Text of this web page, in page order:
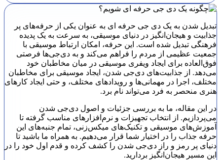
تبدیل شدن به یک دی جی حرفه ای به عنوان یکی از حرفه‌های پر
جذابیت و هیجان‌انگیز در دنیای موسیقی، به سرعت به یک پدیده
فرهنگی تبدیل شده است. این حرفه، امکان ارتباط موسیقی با
جمعیت عظیمی از مردم را فراهم می‌کند و به دی‌جی‌ها فرصتی
فوق‌العاده برای ایجاد ویفری موسیقی در میان مخاطبان خود
می‌دهد. از جذابیت‌های دی‌جی شدن، ایجاد موسیقی برای مخاطبان
مختلف، اجرا در مهمانی‌ها و رویدادهای مختلف، و حتی ایجاد کارهای
هنری منحصر به فرد می‌تواند نام برد.
در این مقاله، ما به بررسی جزئیات و اصول دی‌جی شدن
می‌پردازیم. از انتخاب تجهیزات و نرم‌افزارهای مناسب گرفته تا
آموزش‌های موسیقی و تکنیک‌های میکس‌زنی، تمام جنبه‌های این
حرفه جذاب را در اختیار شما قرار می‌دهیم. به همراه ما باشید تا
دنیای پر رمز و راز دی‌جی شدن را کشف کرده و قدم اول خود را در
این مسیر هیجان‌انگیز بردارید.